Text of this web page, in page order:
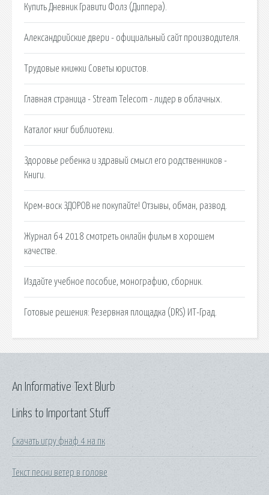
Купить Дневник Гравити Фолз (Диппера).
Александрийские двери - официальный сайт производителя.
Трудовые книжки Советы юристов.
Главная страница - Stream Telecom - лидер в облачных.
Каталог книг библиотеки.
Здоровье ребенка и здравый смысл его родственников -
Книги.
Крем-воск ЗДОРОВ не покупайте! Отзывы, обман, развод.
Журнал 64 2018 смотреть онлайн фильм в хорошем
качестве.
Издайте учебное пособие, монографию, сборник.
Готовые решения: Резервная площадка (DRS) ИТ-Град.
Links to Important Stuff
Скачать игру фнаф 4 на пк
Текст песни ветер в голове
An Informative Text Blurb